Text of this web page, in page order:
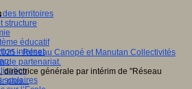
des territoires
structure
éducatif
internet
scolaires
- Réseau Canopé et Manutan Collectivités
de partenariat.
directrice générale par intérim de "Réseau
plus...